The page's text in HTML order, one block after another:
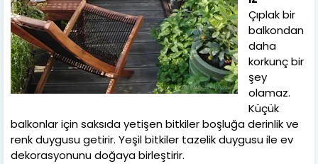
Çıplak bir
balkondan
daha
korkunç bir
şey
olamaz.
Küçük
balkonlar için saksıda yetişen bitkiler boşluğa derinlik ve
renk duygusu getirir. Yeşil bitkiler tazelik duygusu ile ev
dekorasyonunu doğaya birleştirir.